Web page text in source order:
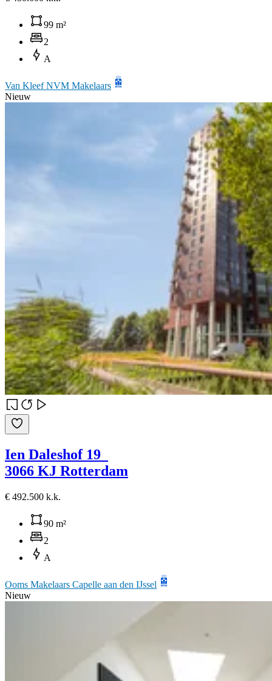
99 m²
2
A
Van Kleef NVM Makelaars
Nieuw
Ien Daleshof 19
3066 KJ Rotterdam
€ 492.500 k.k.
90 m²
2
A
Ooms Makelaars Capelle aan den IJssel
Nieuw